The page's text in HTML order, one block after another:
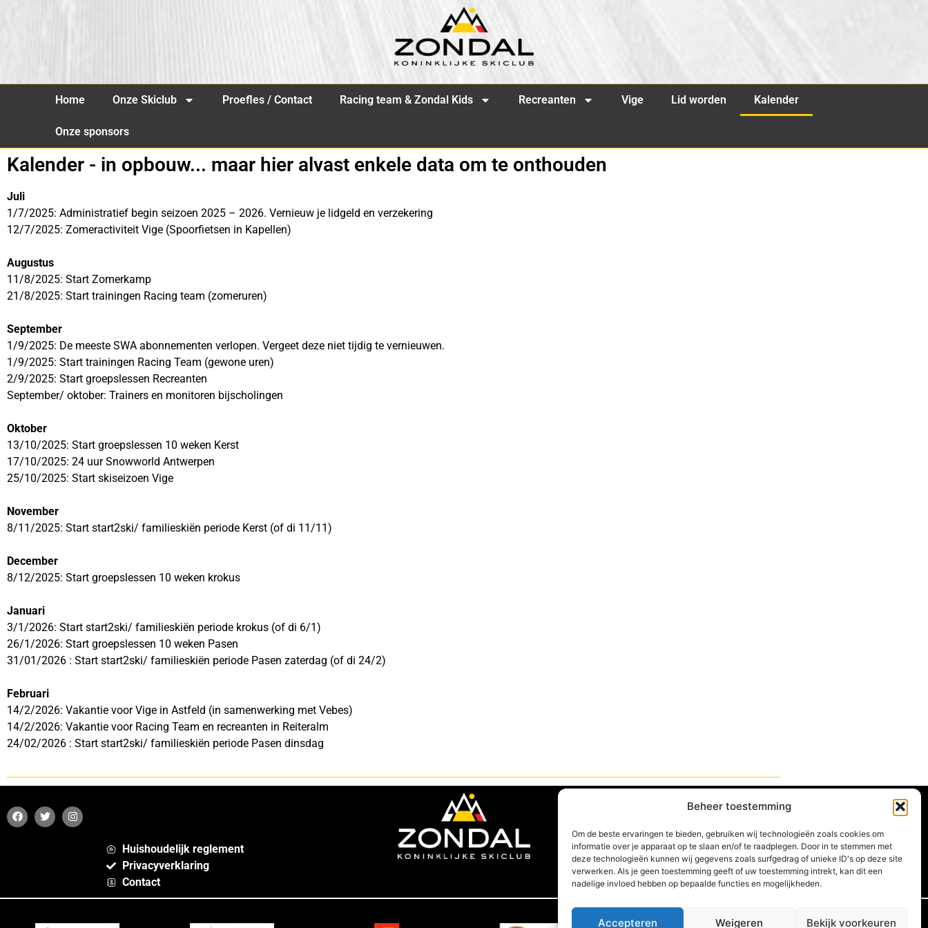
Beheer toestemming
Om de beste ervaringen te bieden, gebruiken wij technologieën zoals cookies om
informatie over je apparaat op te slaan en/of te raadplegen. Door in te stemmen met
deze technologieën kunnen wij gegevens zoals surfgedrag of unieke ID's op deze site
verwerken. Als je geen toestemming geeft of uw toestemming intrekt, kan dit een
nadelige invloed hebben op bepaalde functies en mogelijkheden.
Accepteren Weigeren Bekijk voorkeuren
Home Onze Skiclub Proefles / Contact Racing team & Zondal Kids Recreanten Vige Lid worden Kalender
Onze sponsors
Kalender - in opbouw... maar hier alvast enkele data om te onthouden
Juli
1/7/2025: Administratief begin seizoen 2025 – 2026. Vernieuw je lidgeld en verzekering
12/7/2025: Zomeractiviteit Vige (Spoorfietsen in Kapellen)
Augustus
11/8/2025: Start Zomerkamp
21/8/2025: Start trainingen Racing team (zomeruren)
September
1/9/2025: De meeste SWA abonnementen verlopen. Vergeet deze niet tijdig te vernieuwen.
1/9/2025: Start trainingen Racing Team (gewone uren)
2/9/2025: Start groepslessen Recreanten
September/ oktober: Trainers en monitoren bijscholingen
Oktober
13/10/2025: Start groepslessen 10 weken Kerst
17/10/2025: 24 uur Snowworld Antwerpen
25/10/2025: Start skiseizoen Vige
November
8/11/2025: Start start2ski/ familieskiën periode Kerst (of di 11/11)
December
8/12/2025: Start groepslessen 10 weken krokus
Januari
3/1/2026: Start start2ski/ familieskiën periode krokus (of di 6/1)
26/1/2026: Start groepslessen 10 weken Pasen
31/01/2026 : Start start2ski/ familieskiën periode Pasen zaterdag (of di 24/2)
Februari
14/2/2026: Vakantie voor Vige in Astfeld (in samenwerking met Vebes)
14/2/2026: Vakantie voor Racing Team en recreanten in Reiteralm
24/02/2026 : Start start2ski/ familieskiën periode Pasen dinsdag
Huishoudelijk reglement
Privacyverklaring
Contact
Koninklijke skiclub Zondal
Hoogpadlaan 50
2180 Ekeren
Ondernemersnummer:
BE0410673947